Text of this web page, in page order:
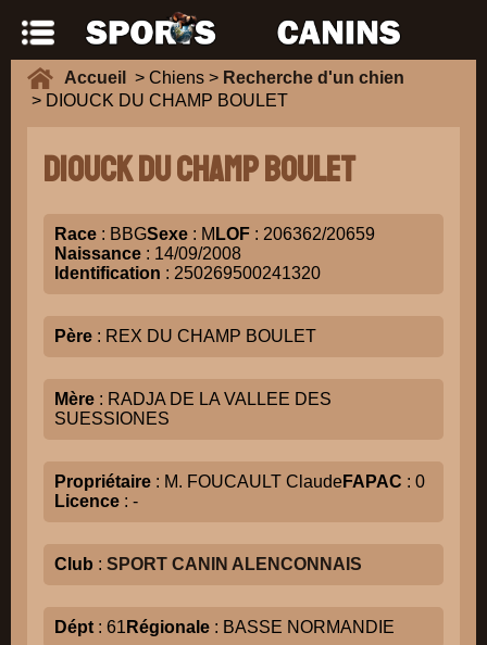
Accueil > Chiens > Recherche d'un chien
> DIOUCK DU CHAMP BOULET
DIOUCK DU CHAMP BOULET
Race : BBGSexe : M LOF : 206362/20659
Naissance : 14/09/2008
Identification : 250269500241320
Père : REX DU CHAMP BOULET
Mère : RADJA DE LA VALLEE DES
SUESSIONES
Propriétaire : M. FOUCAULT ClaudeFAPAC : 0
Licence : -
Club : SPORT CANIN ALENCONNAIS
Dépt : 61 Régionale : BASSE NORMANDIE